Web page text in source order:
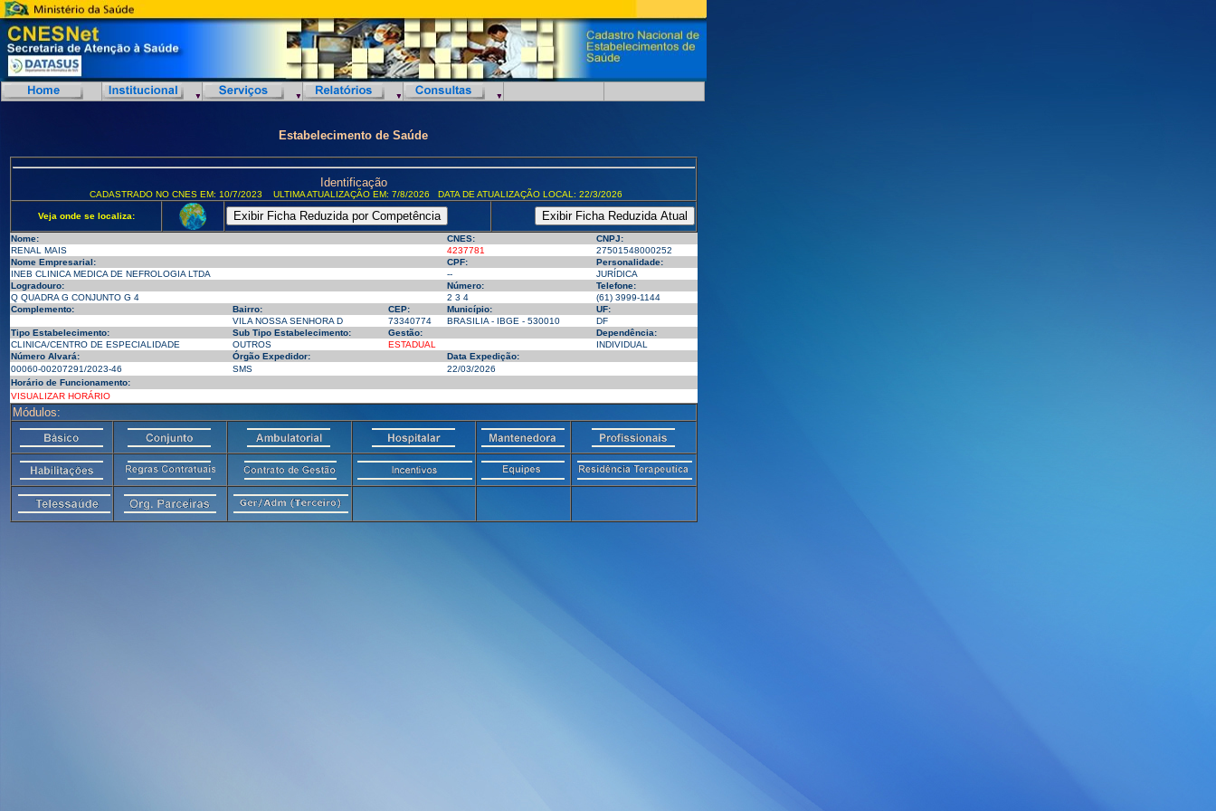
Estabelecimento de Saúde
Identificação
CADASTRADO NO CNES EM: 10/7/2023 ULTIMA ATUALIZAÇÃO EM: 7/8/2026 DATA DE ATUALIZAÇÃO LOCAL: 22/3/2026
Veja onde se localiza:
Nome: CNES:
CNPJ:
RENAL MAIS
4237781
27501548000252
Nome Empresarial:
CPF:
Personalidade:
INEB CLINICA MEDICA DE NEFROLOGIA LTDA
--
JURÍDICA
Logradouro:
Número:
Telefone:
Q QUADRA G CONJUNTO G 4
2 3 4
(61) 3999-1144
Complemento:
Bairro: CEP: Município:
UF:
VILA NOSSA SENHORA D
73340774 BRASILIA - IBGE - 530010
DF
Tipo Estabelecimento:
Sub Tipo Estabelecimento: Gestão:
Dependência:
CLINICA/CENTRO DE ESPECIALIDADE
OUTROS ESTADUAL
INDIVIDUAL
Número Alvará:
Órgão Expedidor:
Data Expedição:
00060-00207291/2023-46
SMS
22/03/2026
Horário de Funcionamento:
VISUALIZAR HORÁRIO
Módulos: